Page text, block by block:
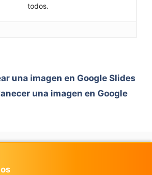
todos.
una imagen en Google Slides
una imagen en Google